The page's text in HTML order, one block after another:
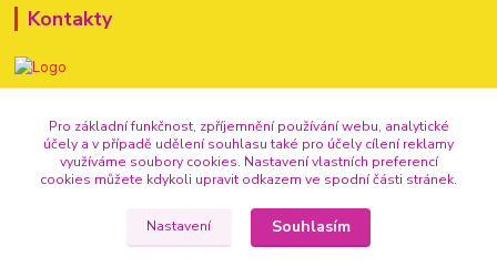
Kontakty
info@vse-pro-party.cz
Pro základní funkčnost, zpříjemnění používání webu, analytické
účely a v případě udělení souhlasu také pro účely cílení reklamy
využíváme soubory cookies. Nastavení vlastních preferencí
cookies můžete kdykoli upravit odkazem ve spodní části stránek.
Nastavení Souhlasím